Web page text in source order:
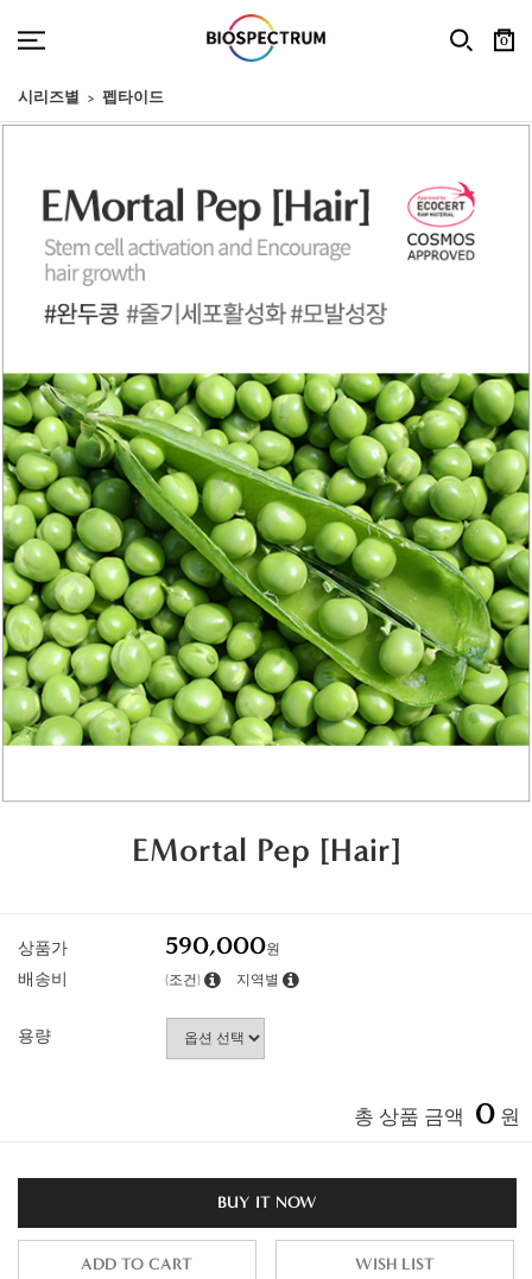
0
시리즈별 펩타이드
EMortal Pep [Hair]
상품가 590,000원
배송비 (조건) 지역별
용량
총 상품 금액 0 원
BUY IT NOW
ADD TO CART WISH LIST